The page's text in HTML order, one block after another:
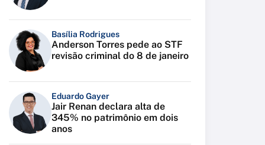
Basília Rodrigues
Anderson Torres pede ao STF
revisão criminal do 8 de janeiro
Eduardo Gayer
Jair Renan declara alta de
345% no patrimônio em dois
anos